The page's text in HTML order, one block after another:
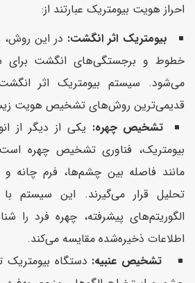
احراز هویت بیومتریک عبارتند از:
بیومتریک اثر انگشت: در این روش،
خطوط و برجستگی‌های انگشت برای
می‌شود. سیستم بیومتریک اثر
قدیمی‌ترین روش‌های تشخیص هویت
تشخیص چهره: یکی از دیگر از
بیومتریک، فناوری تشخیص چهره
مانند فاصله بین چشم‌ها، فرم چانه و
تحلیل قرار می‌گیرند. این سیستم با
الگوریتم‌های پیشرفته، چهره فرد را
اطلاعات ذخیره‌شده مقایسه می‌کند.
تشخیص عنبیه: دستگاه